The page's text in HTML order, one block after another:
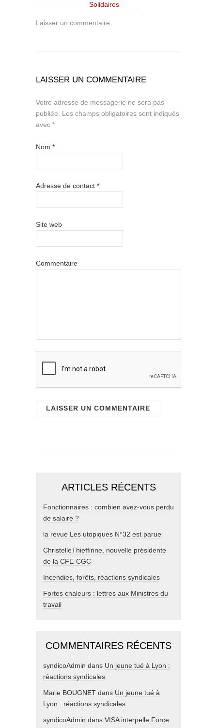
Solidaires
Laisser un commentaire
LAISSER UN COMMENTAIRE
Votre adresse de messagerie ne sera pas
publiée. Les champs obligatoires sont indiqués
avec *
Nom *
Adresse de contact *
Site web
Commentaire
ARTICLES RÉCENTS
Fonctionnaires : combien avez-vous perdu
de salaire ?
la revue Les utopiques N°32 est parue
ChristelleThieffinne, nouvelle présidente
de la CFE-CGC
Incendies, forêts, réactions syndicales
Fortes chaleurs : lettres aux Ministres du
travail
COMMENTAIRES RÉCENTS
syndicoAdmin dans Un jeune tué à Lyon :
réactions syndicales
Marie BOUGNET dans Un jeune tué à
Lyon : réactions syndicales
syndicoAdmin dans VISA interpelle Force